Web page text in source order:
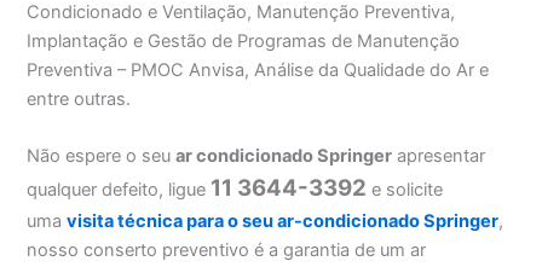
Condicionado e Ventilação, Manutenção Preventiva,
Implantação e Gestão de Programas de Manutenção
Preventiva – PMOC Anvisa, Análise da Qualidade do Ar e
entre outras.
Não espere o seuar condicionado Springer apresentar
qualquer defeito, ligue 11 3644-3392 e solicite
umavisita técnica para o seu ar-condicionado Springer,
nosso conserto preventivo é a garantia de um ar